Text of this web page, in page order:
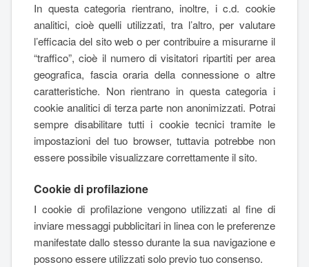
In questa categoria rientrano, inoltre, i c.d. cookie
analitici, cioè quelli utilizzati, tra l’altro, per valutare
l’efficacia del sito web o per contribuire a misurarne il
“traffico”, cioè il numero di visitatori ripartiti per area
geografica, fascia oraria della connessione o altre
caratteristiche. Non rientrano in questa categoria i
cookie analitici di terza parte non anonimizzati. Potrai
sempre disabilitare tutti i cookie tecnici tramite le
impostazioni del tuo browser, tuttavia potrebbe non
essere possibile visualizzare correttamente il sito.
Cookie di profilazione
I cookie di profilazione vengono utilizzati al fine di
inviare messaggi pubblicitari in linea con le preferenze
manifestate dallo stesso durante la sua navigazione e
possono essere utilizzati solo previo tuo consenso.